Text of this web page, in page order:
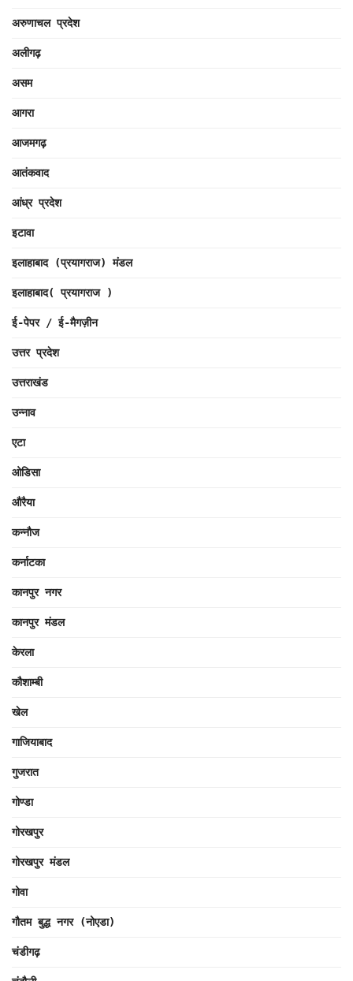
अरुणाचल प्रदेश
अलीगढ़
असम
आगरा
आजमगढ़
आतंकवाद
आंध्र प्रदेश
इटावा
इलाहाबाद (प्रयागराज) मंडल
इलाहाबाद( प्रयागराज )
ई-पेपर / ई-मैगज़ीन
उत्तर प्रदेश
उत्तराखंड
उन्नाव
एटा
ओडिसा
औरैया
कन्नौज
कर्नाटका
कानपुर नगर
कानपुर मंडल
केरला
कौशाम्बी
खेल
गाजियाबाद
गुजरात
गोण्डा
गोरखपुर
गोरखपुर मंडल
गोवा
गौतम बुद्ध नगर (नोएडा)
चंडीगढ़